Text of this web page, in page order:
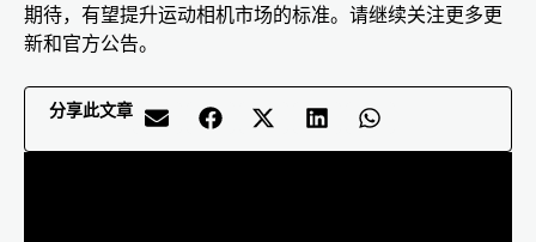
期待，有望提升运动相机市场的标准。请继续关注更多更
新和官方公告。
分享此文章